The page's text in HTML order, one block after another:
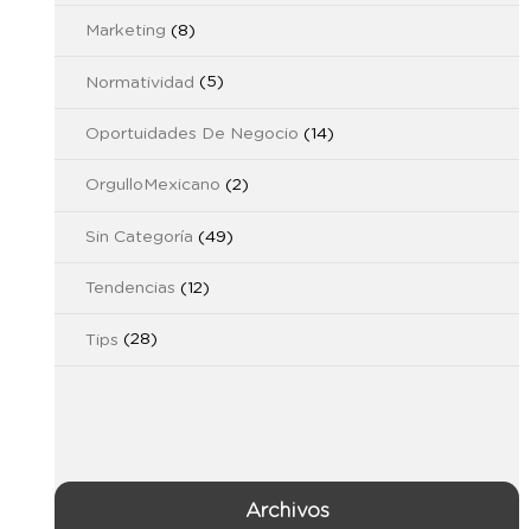
Marketing (8)
Normatividad (5)
Oportuidades De Negocio (14)
OrgulloMexicano (2)
Sin Categoría (49)
Tendencias (12)
Tips (28)
Archivos